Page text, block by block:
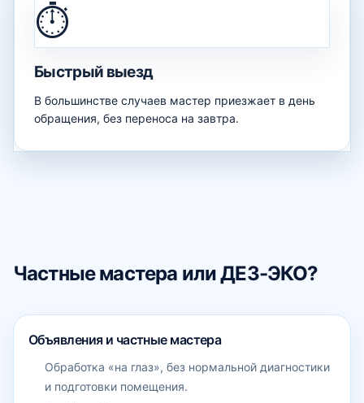
⏱️
Быстрый выезд
В большинстве случаев мастер приезжает в день
обращения, без переноса на завтра.
Частные мастера или ДЕЗ-ЭКО?
Объявления и частные мастера
Обработка «на глаз», без нормальной диагностики
и подготовки помещения.